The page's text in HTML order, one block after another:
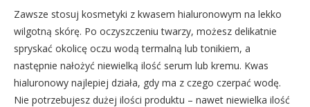
Zawsze stosuj kosmetyki z kwasem hialuronowym na lekko
wilgotną skórę. Po oczyszczeniu twarzy, możesz delikatnie
spryskać okolicę oczu wodą termalną lub tonikiem, a
następnie nałożyć niewielką ilość serum lub kremu. Kwas
hialuronowy najlepiej działa, gdy ma z czego czerpać wodę.
Nie potrzebujesz dużej ilości produktu – nawet niewielka ilość